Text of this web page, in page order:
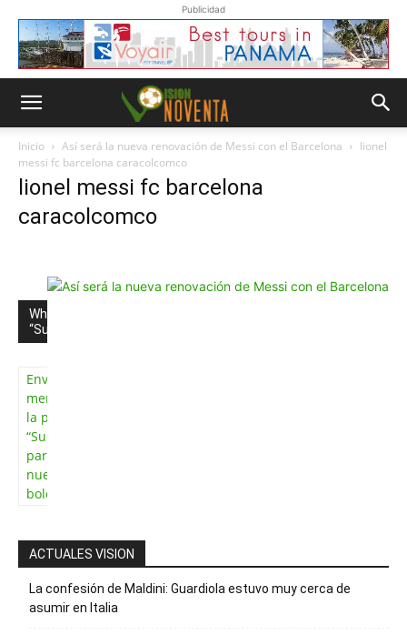
Publicidad
Inicio Así será la nueva renovación de Messi con el Barcelona
lionel
messi fc barcelona caracolcomco
lionel messi fc barcelona
caracolcomco
Whatsapp
“Suscripción”
Envíanos un
mensaje con
la palabra
“Suscripción”
para recibir
nuestro
boletín
ACTUALES VISION
La confesión de Maldini: Guardiola estuvo muy cerca de
asumir en Italia